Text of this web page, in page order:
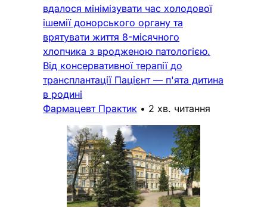
вдалося мінімізувати час холодової
ішемії донорського органу та
врятувати життя 8-місячного
хлопчика з вродженою патологією.
Від консервативної терапії до
трансплантації Пацієнт — п'ята дитина
в родині
Фармацевт Практик • 2 хв. читання